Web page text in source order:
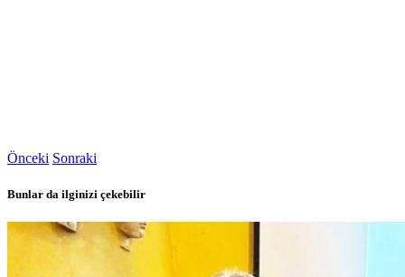
Önceki Sonraki
Bunlar da ilginizi çekebilir